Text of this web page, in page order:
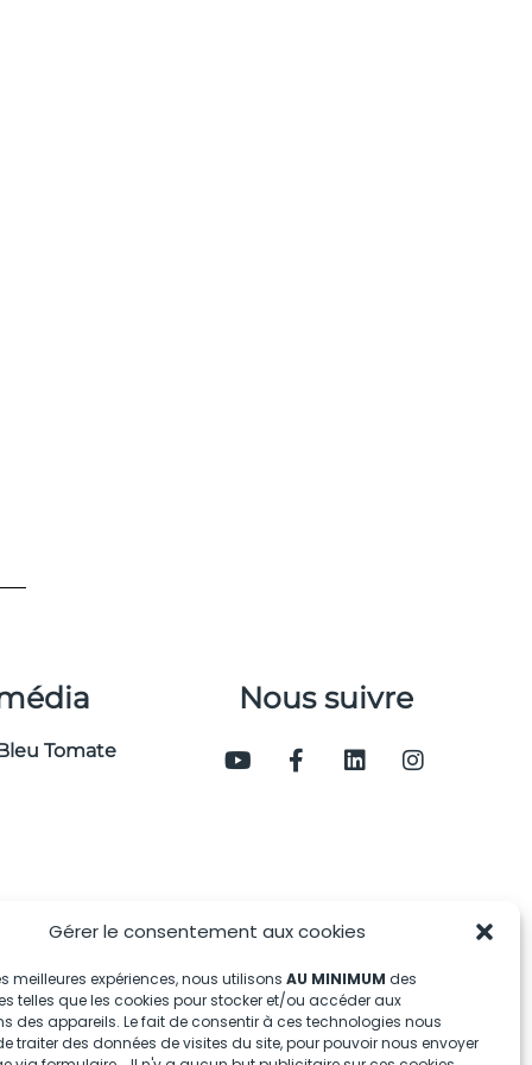
Gérer le consentement aux cookies
meilleures expériences, nous utilisons AU MINIMUM des
telles que les cookies pour stocker et/ou accéder aux
des appareils. Le fait de consentir à ces technologies nous
traiter des données de visites du site, pour pouvoir nous envoyer
Tomate
Nous suivre